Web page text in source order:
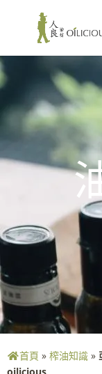
首頁 » 榨油知識»